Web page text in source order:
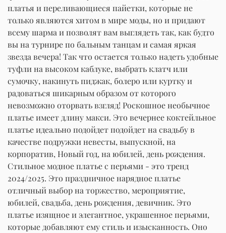
платья и переливающиеся пайетки, которые не
только являются хитом в мире моды, но и придают
всему шарма и позволят вам выглядеть так, как будто
вы на турнире по бальным танцам и самая яркая
звезда вечера! Так что остается только надеть удобные
туфли на высоком каблуке, выбрать клатч или
сумочку, накинуть пиджак, болеро или куртку и
радоваться шикарным образом от которого
невозможно оторвать взгляд! Роскошное необычное
платье имеет длину макси. Это вечернее коктейльное
платье идеально подойдет подойдет на свадьбу в
качестве подружки невесты, выпускной, на
корпоратив, Новый год, на юбилей, день рождения.
Стильное модное платье с перьями - это тренд
2024/2025. Это праздничное нарядное платье
отличный выбор на торжество, мероприятие,
юбилей, свадьба, день рождения, девичник. Это
платье изящное и элегантное, украшенное перьями,
которые добавляют ему стиль и изысканность. Оно